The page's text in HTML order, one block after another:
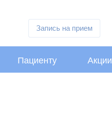
Запись на прием
Пациенту Акции